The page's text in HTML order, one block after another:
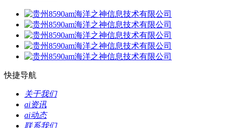
快捷导航
关于我们
ai资讯
ai动态
联系我们